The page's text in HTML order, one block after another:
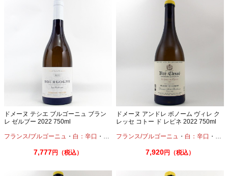
ドメーヌ テシエ ブルゴーニュ ブラン
レ ゼルブー 2022 750ml
フランス/ブルゴーニュ ・ 白：辛口 ・ シャルドネ
7,777円（税込）
ドメーヌ アンドレ ボノーム ヴィレ ク
レッセ コトー ド レピネ 2022 750ml
フランス/ブルゴーニュ ・ 白：辛口 ・ シ
7,920円（税込）